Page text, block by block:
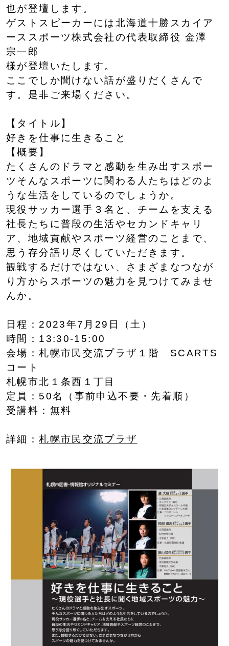
也が登壇します。
ゲストスピーカーには北海道十勝スカイア
ーススポーツ株式会社の代表取締役 金澤
宗一郎
様が登壇いたします。
ここでしか聞けない話が盛りだくさんで
す。是非ご来場ください。
【タイトル】
好きを仕事に生きること
【概要】
たくさんのドラマと感動を生み出すスポー
ツそんなスポーツに関わる人たちはどのよ
うな生活をしているのでしょうか。
現役サッカー選手３名と、チームを支える
社長たちに普段の生活やセカンドキャリ
ア、地域貢献やスポーツ経営のことまで、
思う存分語り尽くしていただきます。
観戦するだけではない、さまざまなつなが
り方からスポーツの魅力を見つけてみませ
んか。
日程：2023年7月29日（土）
時間：13:30-15:00
会場：札幌市民交流プラザ１階 SCARTS
コート
札幌市北１条西１丁目
定員：50名（事前申込不要・先着順）
受講料：無料
詳細：札幌市民交流プラザ